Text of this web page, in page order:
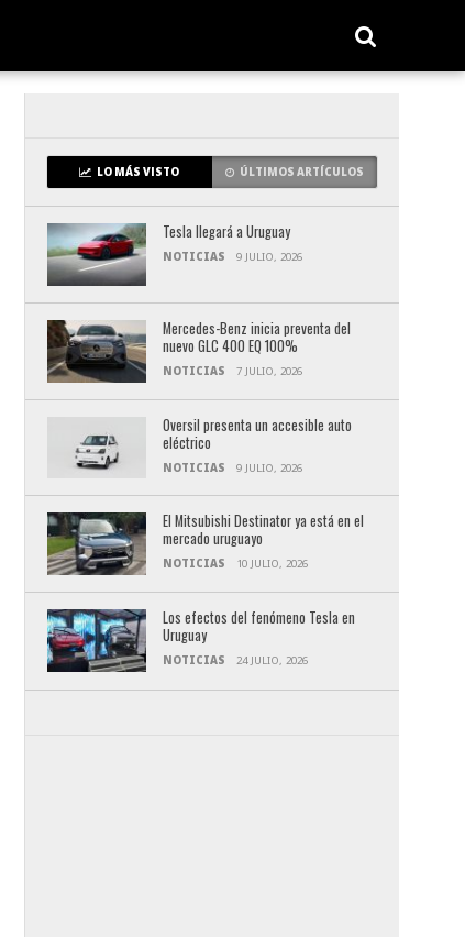
LO MÁS VISTO ÚLTIMOS ARTÍCULOS
Tesla llegará a Uruguay
NOTICIAS 9 JULIO, 2026
Mercedes-Benz inicia preventa del
nuevo GLC 400 EQ 100%
NOTICIAS 7 JULIO, 2026
Oversil presenta un accesible auto
eléctrico
NOTICIAS 9 JULIO, 2026
El Mitsubishi Destinator ya está en el
mercado uruguayo
NOTICIAS 10 JULIO, 2026
Los efectos del fenómeno Tesla en
Uruguay
NOTICIAS 24 JULIO, 2026